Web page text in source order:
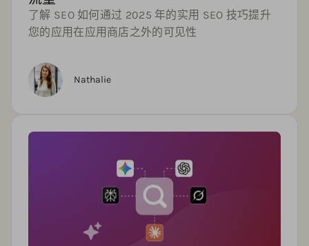
了解 SEO 如何通过 2025 年的实用 SEO 技巧提升
您的应用在应用商店之外的可见性
Nathalie